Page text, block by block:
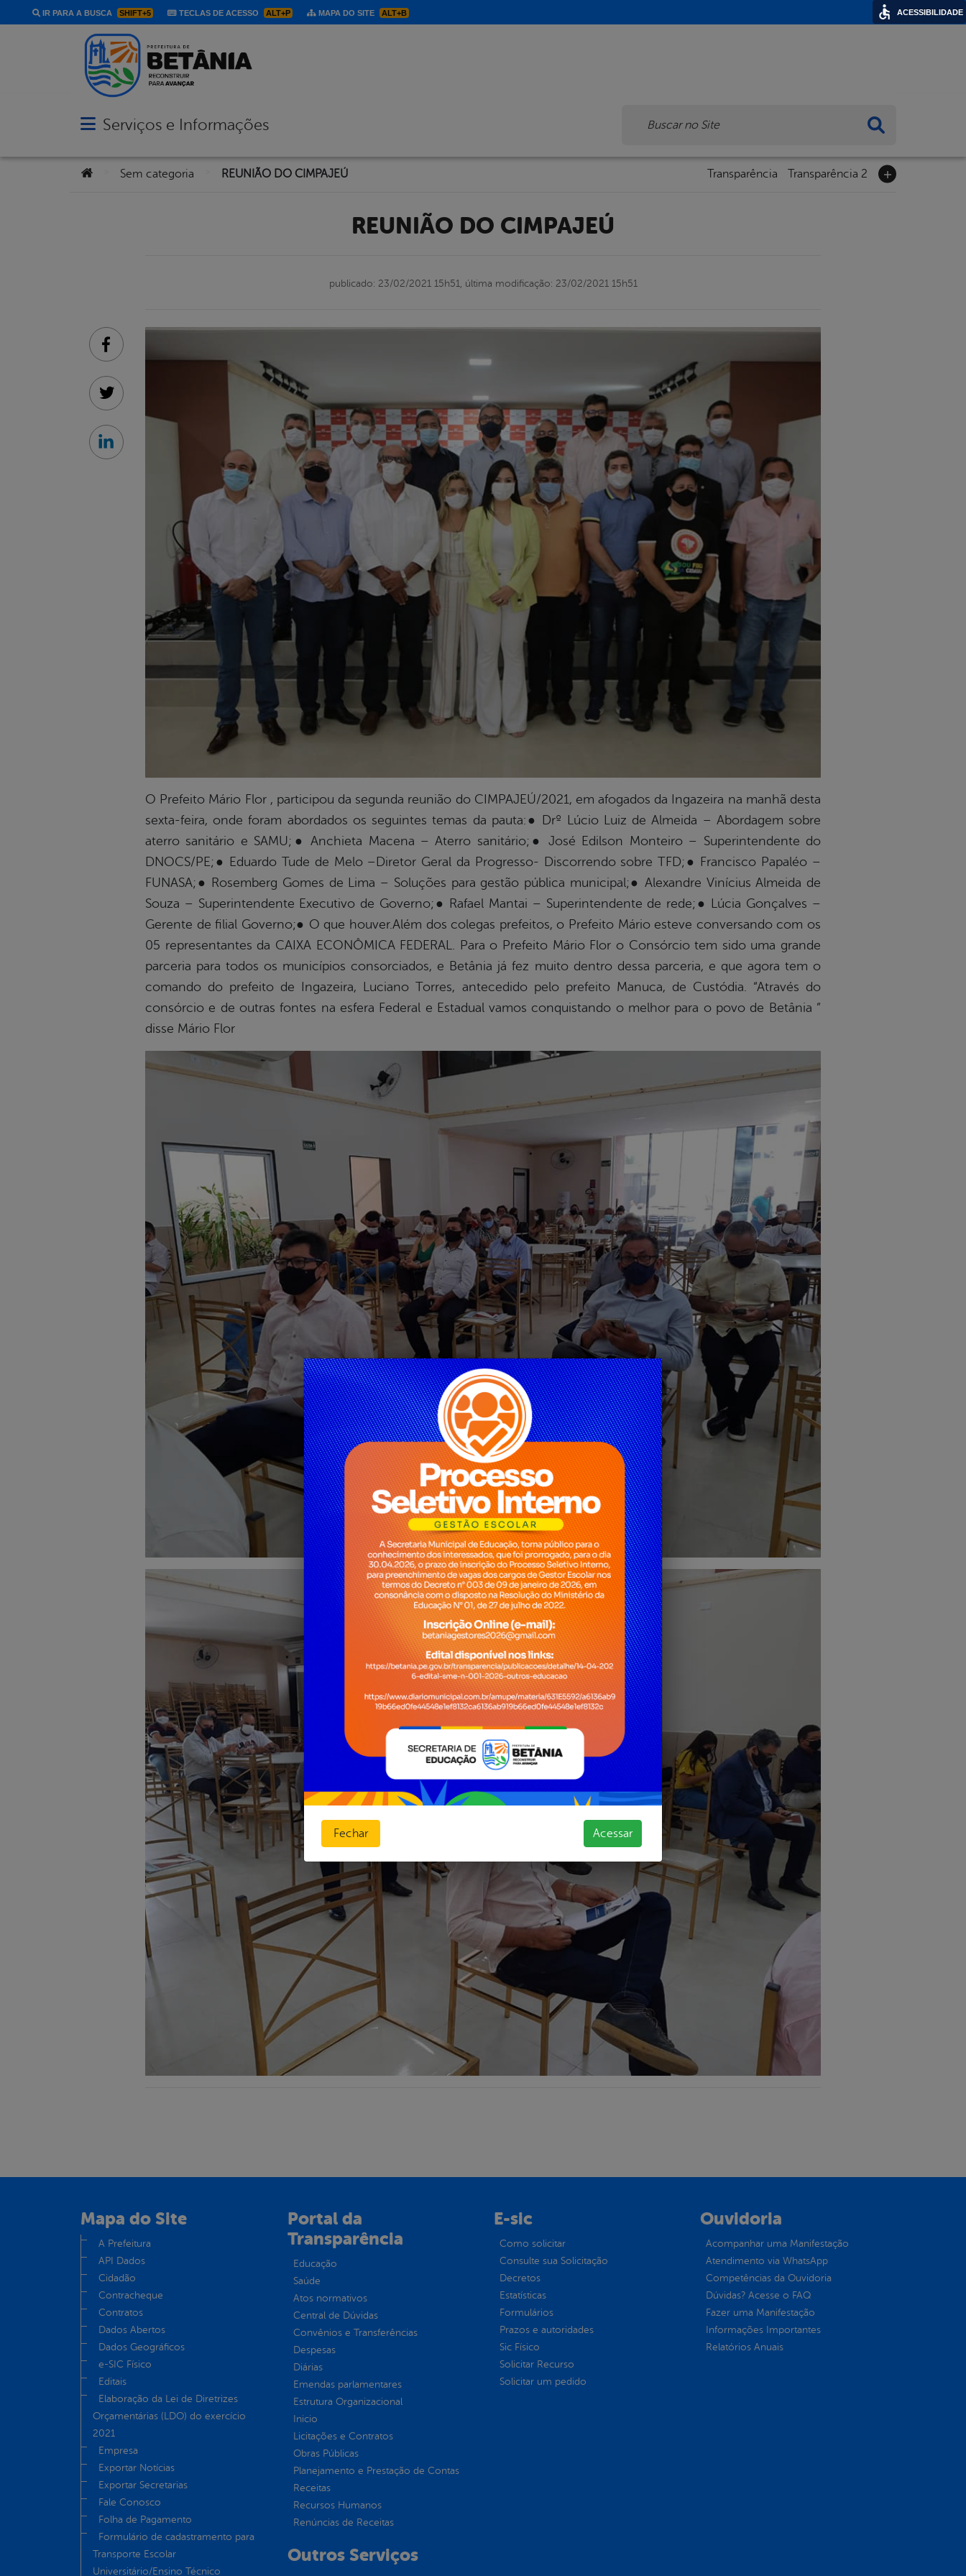
IR PARA A BUSCA SHIFT+5 TECLAS DE ACESSO ALT+P MAPA DO SITE ALT+B
Abrir menu principal de navegação
Serviços e Informações
Você está aqui:Sem categoria REUNIÃO DO CIMPAJEÚ Transparência Transparência 2
REUNIÃO DO CIMPAJEÚ
publicado: 23/02/2021 15h51, última modificação: 23/02/2021 15h51
O Prefeito Mário Flor , participou da segunda reunião do CIMPAJEÚ/2021, em afogados da Ingazeira na manhã desta
sexta-feira, onde foram abordados os seguintes temas da pauta:● Drº Lúcio Luiz de Almeida – Abordagem sobre
aterro sanitário e SAMU;● Anchieta Macena – Aterro sanitário;● José Edilson Monteiro – Superintendente do
DNOCS/PE;● Eduardo Tude de Melo –Diretor Geral da Progresso- Discorrendo sobre TFD;● Francisco Papaléo –
FUNASA;● Rosemberg Gomes de Lima – Soluções para gestão pública municipal;● Alexandre Vinícius Almeida de
Souza – Superintendente Executivo de Governo;● Rafael Mantai – Superintendente de rede;● Lúcia Gonçalves –
Gerente de filial Governo;● O que houver.Além dos colegas prefeitos, o Prefeito Mário esteve conversando com os
05 representantes da CAIXA ECONÔMICA FEDERAL. Para o Prefeito Mário Flor o Consórcio tem sido uma grande
parceria para todos os municípios consorciados, e Betânia já fez muito dentro dessa parceria, e que agora tem o
comando do prefeito de Ingazeira, Luciano Torres, antecedido pelo prefeito Manuca, de Custódia. “Através do
consórcio e de outras fontes na esfera Federal e Estadual vamos conquistando o melhor para o povo de Betânia ”
disse Mário Flor
Facebook
Twitter
Linkedin
Mapa do Site
A Prefeitura
API Dados
Cidadão
Contracheque
Contratos
Dados Abertos
Dados Geográficos
e-SIC Físico
Editais
Elaboração da Lei de Diretrizes
Orçamentárias (LDO) do exercício
2021
Empresa
Exportar Notícias
Exportar Secretarias
Fale Conosco
Folha de Pagamento
Formulário de cadastramento para
Transporte Escolar
Universitário/Ensino Técnico
Portal da
Transparência
Educação
Saúde
Atos normativos
Central de Dúvidas
Convênios e Transferências
Despesas
Diárias
Emendas parlamentares
Estrutura Organizacional
Inicio
Licitações e Contratos
Obras Públicas
Planejamento e Prestação de Contas
Receitas
Recursos Humanos
Renúncias de Receitas
E-sic
Como solicitar
Consulte sua Solicitação
Decretos
Estatísticas
Formulários
Prazos e autoridades
Sic Físico
Solicitar Recurso
Solicitar um pedido
Ouvidoria
Acompanhar uma Manifestação
Atendimento via WhatsApp
Competências da Ouvidoria
Dúvidas? Acesse o FAQ
Fazer uma Manifestação
Informações Importantes
Relatórios Anuais
Outros Serviços
Fechar Acessar
ACESSIBILIDADE